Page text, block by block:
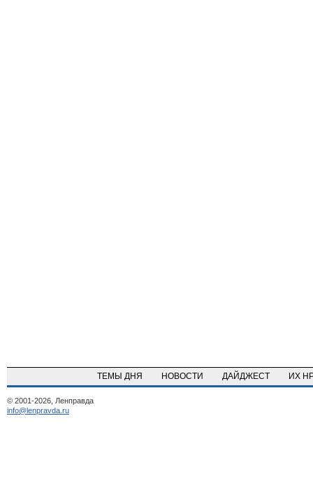
ТЕМЫ ДНЯ НОВОСТИ ДАЙДЖЕСТ ИХ
© 2001-2026, Ленправда
info@lenpravda.ru